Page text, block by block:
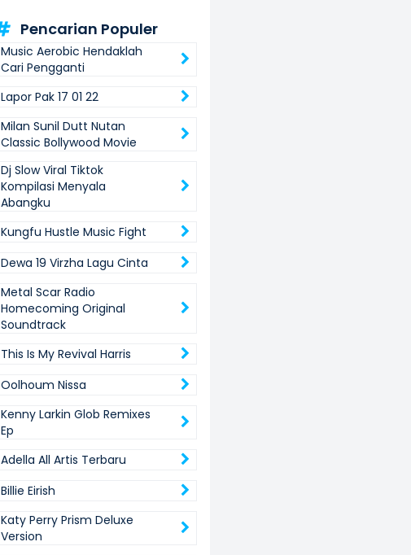
Pencarian Populer
Music Aerobic Hendaklah
Cari Pengganti
Lapor Pak 17 01 22
Milan Sunil Dutt Nutan
Classic Bollywood Movie
Dj Slow Viral Tiktok
Kompilasi Menyala
Abangku
Kungfu Hustle Music Fight
Dewa 19 Virzha Lagu Cinta
Metal Scar Radio
Homecoming Original
Soundtrack
This Is My Revival Harris
Oolhoum Nissa
Kenny Larkin Glob Remixes
Ep
Adella All Artis Terbaru
Billie Eirish
Katy Perry Prism Deluxe
Version